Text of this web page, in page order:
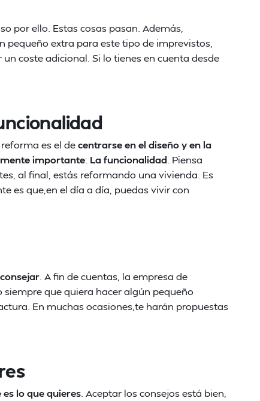
por ello. Estas cosas pasan. Además,
pequeño extra para este tipo de imprevistos,
coste adicional. Si lo tienes en cuenta desde
es el decentrarse en el diseño y en la
importante: La funcionalidad . Piensa
al final, estás reformando una vivienda. Es
es que,en el día a día, puedas vivir con
. A fin de cuentas, la empresa de
que quiera hacer algún pequeño
En muchas ocasiones,te harán propuestas
lo que quieres . Aceptar los consejos está bien,